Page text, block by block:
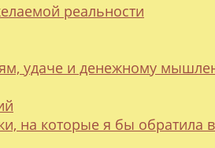
реальности
удаче и денежному
на которые я бы обратила